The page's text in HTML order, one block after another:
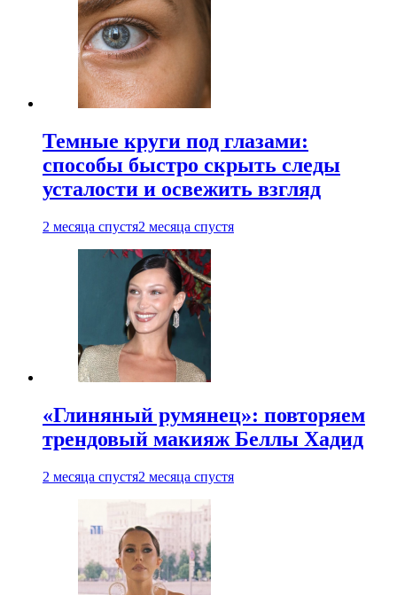
Темные круги под глазами:
способы быстро скрыть следы
усталости и освежить взгляд
2 месяца спустя2 месяца спустя
«Глиняный румянец»: повторяем
трендовый макияж Беллы Хадид
2 месяца спустя2 месяца спустя